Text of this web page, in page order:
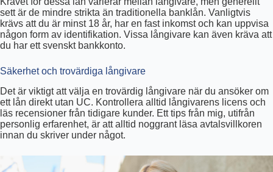
sett är de mindre strikta än traditionella banklån. Vanligtvis
krävs att du är minst 18 år, har en fast inkomst och kan uppvisa
någon form av identifikation. Vissa långivare kan även kräva att
du har ett svenskt bankkonto.
Säkerhet och trovärdiga långivare
Det är viktigt att välja en trovärdig långivare när du ansöker om
ett lån direkt utan UC. Kontrollera alltid långivarens licens och
läs recensioner från tidigare kunder. Ett tips från mig, utifrån
personlig erfarenhet, är att alltid noggrant läsa avtalsvillkoren
innan du skriver under något.